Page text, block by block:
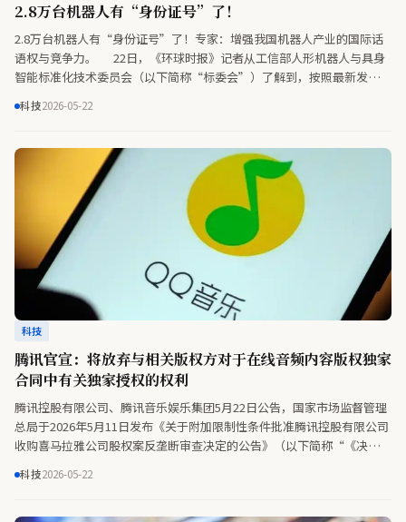
2.8万台机器人有“身份证号”了！
2.8万台机器人有“身份证号”了！专家：增强我国机器人产业的国际话
语权与竞争力。 22日，《环球时报》记者从工信部人形机器人与具身
智能标准化技术委员会（以下简称“标委会”）了解到，按照最新发布的
身份编码（即“身份证”），并进行从出厂到报废的全链条管理。专家表
将保证人形机器人跨领域、跨行业、跨岗位始终受控。此外，还将支撑产
业国际化竞争，增强我国人形机器人产业的国际话语权与竞争力。
科技2026-05-22
科技
腾讯官宣：将放弃与相关版权方对于在线音频内容版权独家
合同中有关独家授权的权利
腾讯控股有限公司、腾讯音乐娱乐集团5月22日公告，国家市场监督管理
总局于2026年5月11日发布《关于附加限制性条件批准腾讯控股有限公司
收购喜马拉雅公司股权案反垄断审查决定的公告》（以下简称“《决
“《承诺方案》”）要求，我司承诺不再与《承诺方案》中定义的版权方
科技2026-05-22